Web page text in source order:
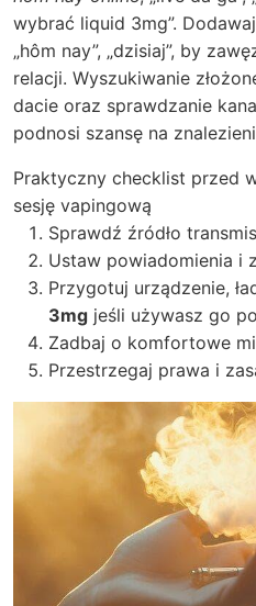
wybrać liquid 3mg”.
„hôm nay”, „dzisiaj”, by
relacji. Wyszukiwanie
dacie oraz sprawdzanie
podnosi szansę na
Praktyczny checklist przed
sesję vapingową
Sprawdź źródło
Ustaw powiadomienia i
Przygotuj urządzenie,
3mg jeśli używasz go
Zadbaj o komfortowe
Przestrzegaj prawa i